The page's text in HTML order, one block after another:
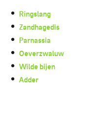
Ringslang
Zandhagedis
Parnassia
Oeverzwaluw
Wilde bijen
Adder